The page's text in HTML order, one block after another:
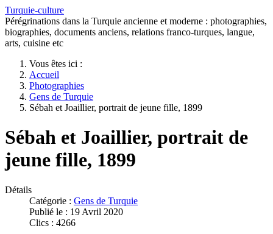
Turquie-culture
Pérégrinations dans la Turquie ancienne et moderne : photographies,
biographies, documents anciens, relations franco-turques, langue,
arts, cuisine etc
Vous êtes ici :
Accueil
Photographies
Gens de Turquie
Sébah et Joaillier, portrait de jeune fille, 1899
Sébah et Joaillier, portrait de
jeune fille, 1899
Détails
Catégorie : Gens de Turquie
Publié le : 19 Avril 2020
Clics : 4266